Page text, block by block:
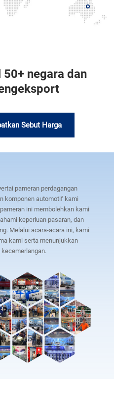
50+ negara dan
Sebut Harga
pameran perdagangan
komponen automotif kami
ini membolehkan kami
keperluan pasaran, dan
Melalui acara-acara ini, kami
kami serta menunjukkan